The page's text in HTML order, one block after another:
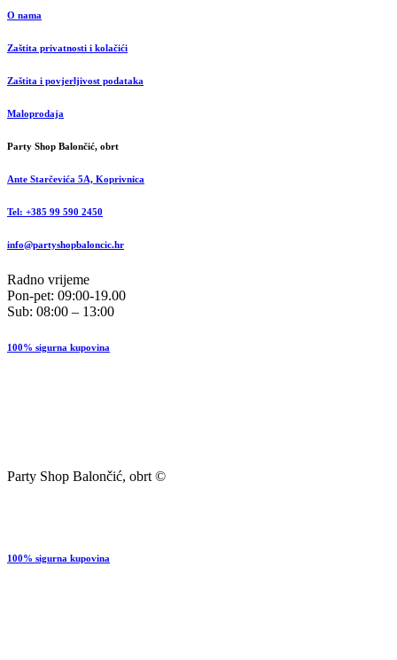
O nama
Zaštita privatnosti i kolačići
Zaštita i povjerljivost podataka
Maloprodaja
Party Shop Balončić, obrt
Ante Starčevića 5A, Koprivnica
Tel: +385 99 590 2450
info@partyshopbaloncic.hr
Radno vrijeme
Pon-pet: 09:00-19.00
Sub: 08:00 – 13:00
100% sigurna kupovina
Party Shop Balončić, obrt ©
100% sigurna kupovina